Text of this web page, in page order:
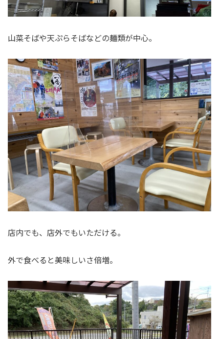
山菜そばや天ぷらそばなどの麺類が中心。
店内でも、店外でもいただける。
外で食べると美味しいさ倍増。